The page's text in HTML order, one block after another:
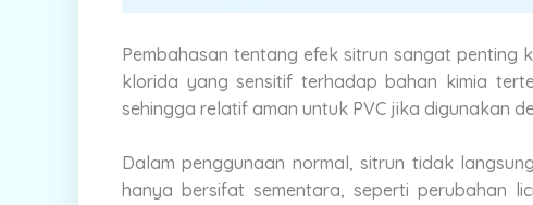
Pembahasan tentang efek sitrun sangat penting
klorida yang sensitif terhadap bahan kimia
sehingga relatif aman untuk PVC jika digunakan
Dalam penggunaan normal, sitrun tidak
hanya bersifat sementara, seperti perubahan